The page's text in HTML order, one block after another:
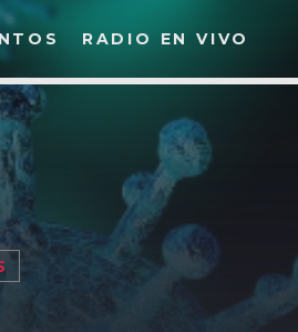
RADIO EN VIVO
WEBSITE:
ON: